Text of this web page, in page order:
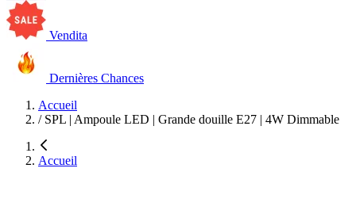
Vendita
Dernières Chances
Accueil
/ SPL | Ampoule LED | Grande douille E27 | 4W Dimmable
Accueil